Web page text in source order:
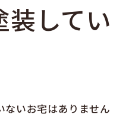
装してい
ないお宅はありません